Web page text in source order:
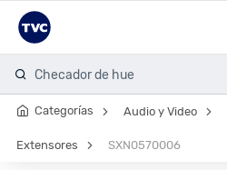
Checador de huella
Categorías Audio y Video
Extensores SXN0570006